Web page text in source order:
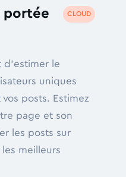
portée
CLOUD
d'estimer le
uniques
posts. Estimez
page et son
les posts sur
meilleurs